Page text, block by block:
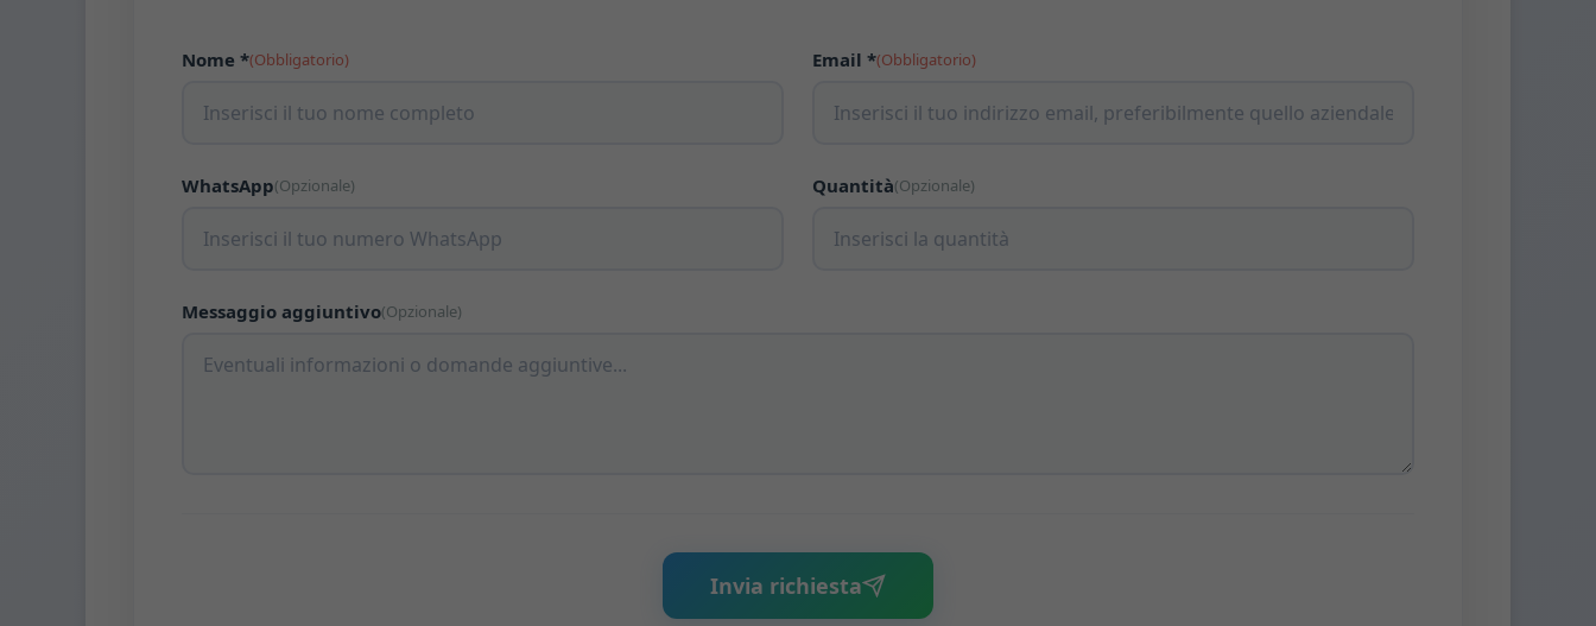
Nome *(Obbligatorio) Email *(Obbligatorio)
WhatsApp(Opzionale) Quantità(Opzionale)
Messaggio aggiuntivo(Opzionale)
Invia richiesta